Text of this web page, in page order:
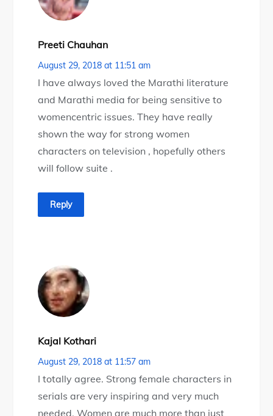
Preeti Chauhan
August 29, 2018 at 11:51 am
I have always loved the Marathi literature
and Marathi media for being sensitive to
womencentric issues. They have really
shown the way for strong women
characters on television , hopefully others
will follow suite .
Reply
Kajal Kothari
August 29, 2018 at 11:57 am
I totally agree. Strong female characters in
serials are very inspiring and very much
needed. Women are much more than just